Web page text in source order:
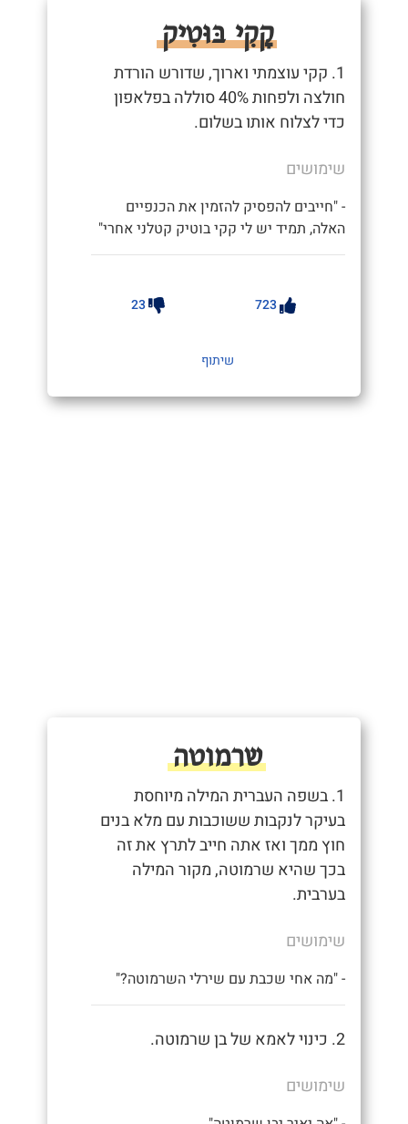
קָקִי בּוּטִיק
1. קקי עוצמתי וארוך, שדורש הורדת
חולצה ולפחות 40% סוללה בפלאפון
כדי לצלוח אותו בשלום.
שימושים
- "חייבים להפסיק להזמין את הכנפיים
האלה, תמיד יש לי קקי בוטיק קטלני אחרי"
723
23
שיתוף
שרמוטה
1. בשפה העברית המילה מיוחסת
בעיקר לנקבות ששוכבות עם מלא בנים
חוץ ממך ואז אתה חייב לתרץ את זה
בכך שהיא שרמוטה, מקור המילה
בערבית.
שימושים
- "מה אחי שכבת עם שירלי השרמוטה?"
2. כינוי לאמא של בן שרמוטה.
שימושים